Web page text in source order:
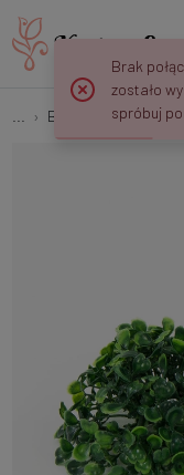
Borówki
Brak
zostało
spróbuj